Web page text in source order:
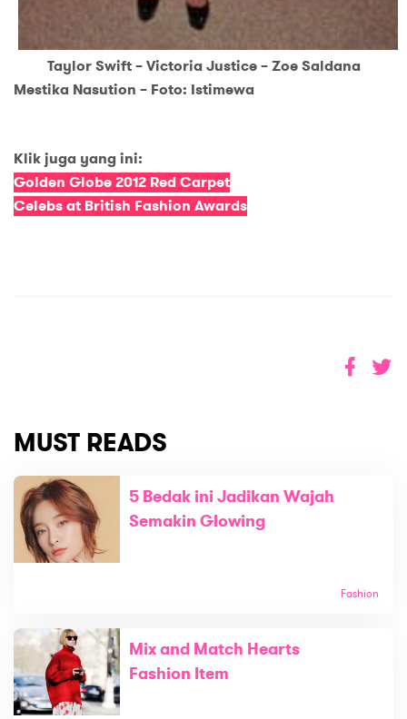
Taylor Swift – Victoria Justice – Zoe Saldana
Mestika Nasution – Foto: Istimewa
Klik juga yang ini:
Golden Globe 2012 Red Carpet
Celebs at British Fashion Awards
MUST READS
5 Bedak ini Jadikan Wajah
Semakin Glowing
Fashion
Mix and Match Hearts
Fashion Item